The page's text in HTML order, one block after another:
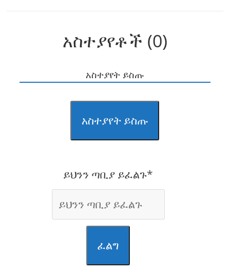
አስተያየቶች (0)
አስተያየት ይስጡ
አስተያየት ይስጡ
ይህንን ጣቢያ ይፈልጉ*
ፈልግ